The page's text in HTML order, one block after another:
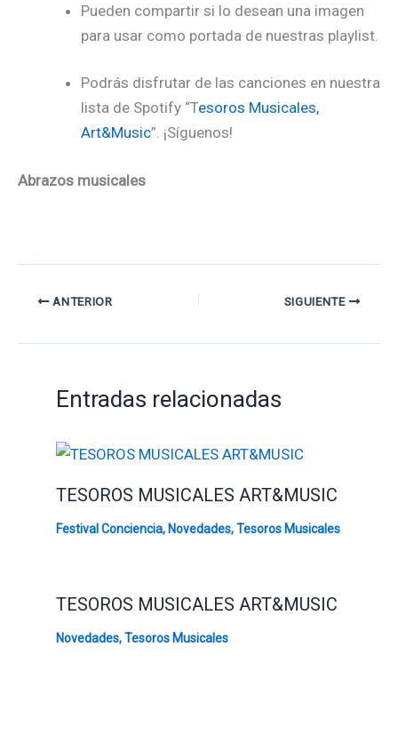
Pueden compartir si lo desean una imagen
para usar como portada de nuestras playlist.
Podrás disfrutar de las canciones en nuestra
lista de Spotify “Tesoros Musicales,
Art&Music”. ¡Síguenos!
Abrazos musicales
ANTERIOR SIGUIENTE
Entradas relacionadas
TESOROS MUSICALES ART&MUSIC
Festival Conciencia, Novedades,Tesoros Musicales
TESOROS MUSICALES ART&MUSIC
Novedades,Tesoros Musicales